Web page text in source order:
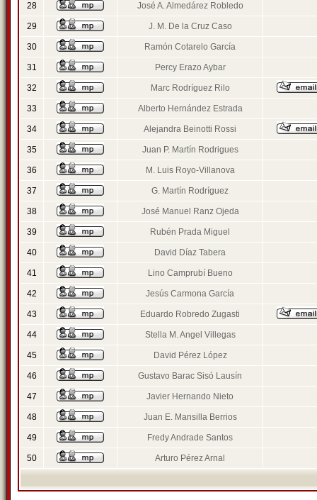
28 José A. Almedárez Robledo
29 J. M. De la Cruz Caso
30 Ramón Cotarelo García
31 Percy Erazo Aybar
32 Marc Rodríguez Rilo
33 Alberto Hernández Estrada
34 Alejandra Beinotti Rossi
35 Juan P. Martín Rodrigues
36 M. Luis Royo-Villanova
37 G. Martín Rodríguez
38 José Manuel Ranz Ojeda
39 Rubén Prada Miguel
40 David Díaz Tabera
41 Lino Camprubí Bueno
42 Jesús Carmona García
43 Eduardo Robredo Zugasti
44 Stella M. Angel Villegas
45 David Pérez López
46 Gustavo Barac Sisó Lausín
47 Javier Hernando Nieto
48 Juan E. Mansilla Berrios
49 Fredy Andrade Santos
50 Arturo Pérez Arnal